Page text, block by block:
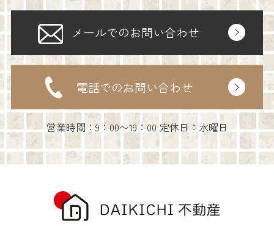
メールでのお問い合わせ
電話でのお問い合わせ
営業時間：9：00〜19：00 定休日：水曜日